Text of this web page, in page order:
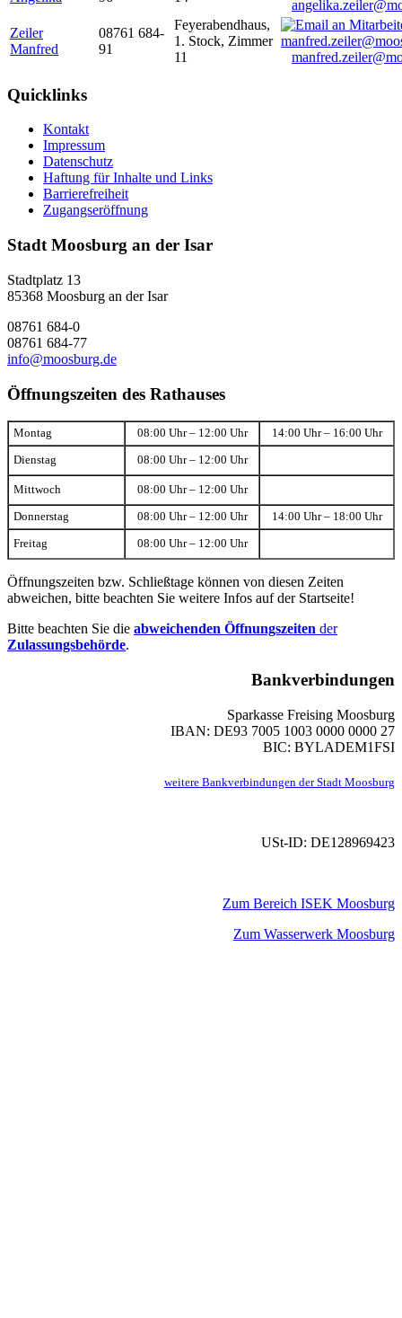
Zeiler
Manfred
08761 684-
91
Feyerabendhaus,
1. Stock, Zimmer
11
Quicklinks
Kontakt
Impressum
Datenschutz
Haftung für Inhalte und Links
Barrierefreiheit
Zugangseröffnung
Stadt Moosburg an der Isar
Stadtplatz 13
85368 Moosburg an der Isar
08761 684-0
08761 684-77
info@moosburg.de
Öffnungszeiten des Rathauses
Montag 08:00 Uhr – 12:00 Uhr 14:00 Uhr – 16:00 Uhr
Dienstag 08:00 Uhr – 12:00 Uhr
Mittwoch 08:00 Uhr – 12:00 Uhr
Donnerstag 08:00 Uhr – 12:00 Uhr 14:00 Uhr – 18:00 Uhr
Freitag 08:00 Uhr – 12:00 Uhr
Öffnungszeiten bzw. Schließtage können von diesen Zeiten
abweichen, bitte beachten Sie weitere Infos auf der Startseite!
Bitte beachten Sie die abweichenden Öffnungszeiten der
Zulassungsbehörde.
Bankverbindungen
Sparkasse Freising Moosburg
IBAN: DE93 7005 1003 0000 0000 27
BIC: BYLADEM1FSI
weitere Bankverbindungen der Stadt Moosburg
USt-ID: DE128969423
Zum Bereich ISEK Moosburg
Zum Wasserwerk Moosburg